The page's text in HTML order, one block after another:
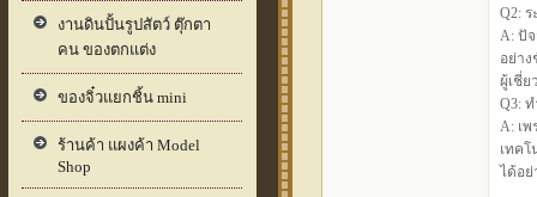
งานดินปั้นรูปสัตว์ ตุ๊กตา
คน ของตกแต่ง
ของจิ๋วแยกชิ้น mini
ร้านค้า แผงค้า Model
Shop
Q2:
A: ปั
อย่า
ผู้เชี่
Q3:
A: เพ
เทคโ
ได้อ